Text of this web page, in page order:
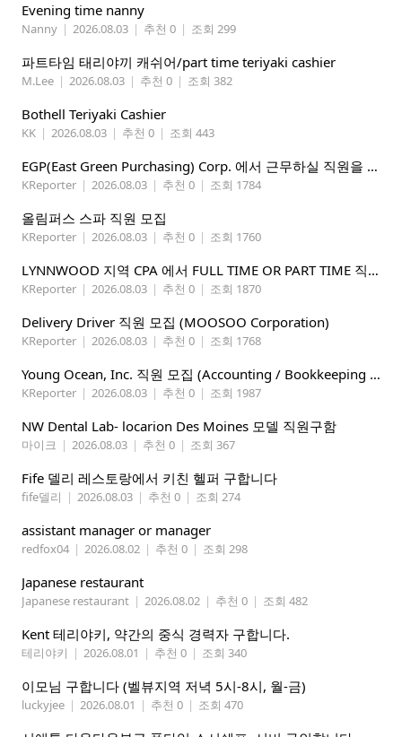
Evening time nanny
Nanny | 2026.08.03 | 추천 0 | 조회 299
파트타임 태리야끼 캐쉬어/part time teriyaki cashier
M.Lee | 2026.08.03 | 추천 0 | 조회 382
Bothell Teriyaki Cashier
KK | 2026.08.03 | 추천 0 | 조회 443
EGP(East Green Purchasing) Corp. 에서 근무하실 직원을 아래와 같이 모집합니다.
KReporter | 2026.08.03 | 추천 0 | 조회 1784
올림퍼스 스파 직원 모집
KReporter | 2026.08.03 | 추천 0 | 조회 1760
LYNNWOOD 지역 CPA 에서 FULL TIME OR PART TIME 직원을 찾습니다
KReporter | 2026.08.03 | 추천 0 | 조회 1870
Delivery Driver 직원 모집 (MOOSOO Corporation)
KReporter | 2026.08.03 | 추천 0 | 조회 1768
Young Ocean, Inc. 직원 모집 (Accounting / Bookkeeping 분야)
KReporter | 2026.08.03 | 추천 0 | 조회 1987
NW Dental Lab- locarion Des Moines 모델 직원구함
마이크 | 2026.08.03 | 추천 0 | 조회 367
Fife 델리 레스토랑에서 키친 헬퍼 구합니다
fife델리 | 2026.08.03 | 추천 0 | 조회 274
assistant manager or manager
redfox04 | 2026.08.02 | 추천 0 | 조회 298
Japanese restaurant
Japanese restaurant | 2026.08.02 | 추천 0 | 조회 482
Kent 테리야키, 약간의 중식 경력자 구합니다.
테리야키 | 2026.08.01 | 추천 0 | 조회 340
이모님 구합니다 (벨뷰지역 저녁 5시-8시, 월-금)
luckyjee | 2026.08.01 | 추천 0 | 조회 470